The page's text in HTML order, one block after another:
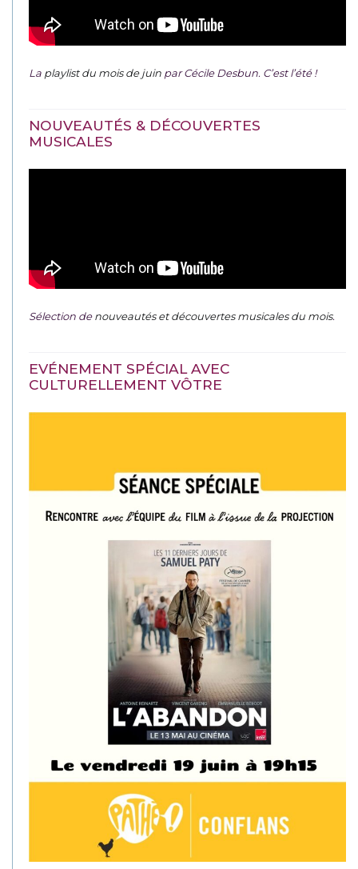
La playlist du mois de juin par Cécile Desbun. C’est l’été !
NOUVEAUTÉS & DÉCOUVERTES
MUSICALES
Sélection denouveautés et découvertes musicales du mois.
EVÉNEMENT SPÉCIAL AVEC
CULTURELLEMENT VÔTRE